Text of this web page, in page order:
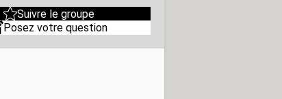
Suivre le groupe
Posez votre question